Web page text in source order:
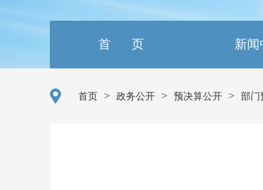
首 页 新闻
首页 > 政务公开 > 预决算公开 > 部门